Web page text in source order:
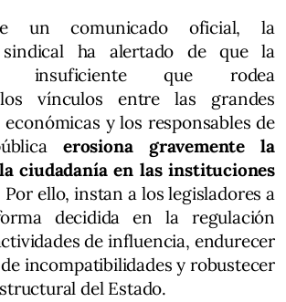
un comunicado oficial, la
sindical ha alertado de que la
insuficiente que rodea
vínculos entre las grandes
y los responsables de
erosiona gravemente la
ciudadanía en las instituciones
Por ello, instan a los legisladores a
decidida en la regulación
de influencia, endurecer
incompatibilidades y robustecer
del Estado.